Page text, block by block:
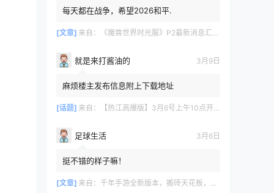
每天都在战争，希望2026和平.
[文章] 来自： 《魔兽世界时光服》P2最新消息汇总，九大硬核干货速报
就是来打酱油的 3月9日
麻烦楼主发布信息附上下载地址
[话题] 来自： 【热江高爆版】3月6号上午10点开服
足球生活 3月6日
挺不错的样子嘛！
[文章] 来自： 千年手游全新版本，搬砖天花板，闭着眼都能赚！